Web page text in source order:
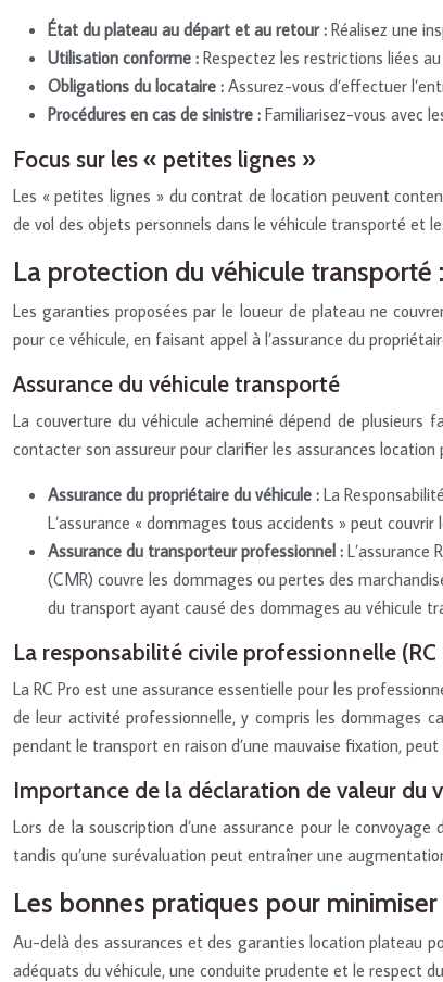
État du plateau au départ et au retour : Réalisez une
Utilisation conforme : Respectez les restrictions liées
Obligations du locataire : Assurez-vous d’effectuer
Procédures en cas de sinistre : Familiarisez-vous avec
Focus sur les « petites lignes »
Les « petites lignes » du contrat de location peuvent
de vol des objets personnels dans le véhicule transporté et
La protection du véhicule
Les garanties proposées par le loueur de plateau ne
pour ce véhicule, en faisant appel à l’assurance du
Assurance du véhicule transporté
La couverture du véhicule acheminé dépend de
contacter son assureur pour clarifier les assurances
Assurance du propriétaire du véhicule : La
L’assurance « dommages tous accidents » peut
Assurance du transporteur professionnel : L’assurance
(CMR) couvre les dommages ou pertes des
du transport ayant causé des dommages au véhicule
La responsabilité civile professionnelle
La RC Pro est une assurance essentielle pour les
de leur activité professionnelle, y compris les dommages
pendant le transport en raison d’une mauvaise fixation,
Importance de la déclaration de valeur du
Lors de la souscription d’une assurance pour le
tandis qu’une surévaluation peut entraîner une
Les bonnes pratiques pour
Au-delà des assurances et des garanties location plateau
adéquats du véhicule, une conduite prudente et le respect